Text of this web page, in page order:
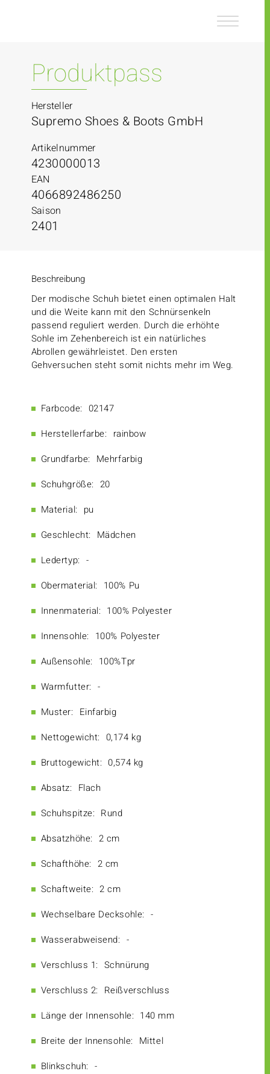
Produktpass
Hersteller
Supremo Shoes & Boots GmbH
Artikelnummer
4230000013
EAN
4066892486250
Saison
2401
Beschreibung
Der modische Schuh bietet einen optimalen Halt
und die Weite kann mit den Schnürsenkeln
passend reguliert werden. Durch die erhöhte
Sohle im Zehenbereich ist ein natürliches
Abrollen gewährleistet. Den ersten
Gehversuchen steht somit nichts mehr im Weg.
Farbcode: 02147
Herstellerfarbe: rainbow
Grundfarbe: Mehrfarbig
Schuhgröße: 20
Material: pu
Geschlecht: Mädchen
Ledertyp: -
Obermaterial: 100% Pu
Innenmaterial: 100% Polyester
Innensohle: 100% Polyester
Außensohle: 100%Tpr
Warmfutter: -
Muster: Einfarbig
Nettogewicht: 0,174 kg
Bruttogewicht: 0,574 kg
Absatz: Flach
Schuhspitze: Rund
Absatzhöhe: 2 cm
Schafthöhe: 2 cm
Schaftweite: 2 cm
Wechselbare Decksohle: -
Wasserabweisend: -
Verschluss 1: Schnürung
Verschluss 2: Reißverschluss
Länge der Innensohle: 140 mm
Breite der Innensohle: Mittel
Blinkschuh: -